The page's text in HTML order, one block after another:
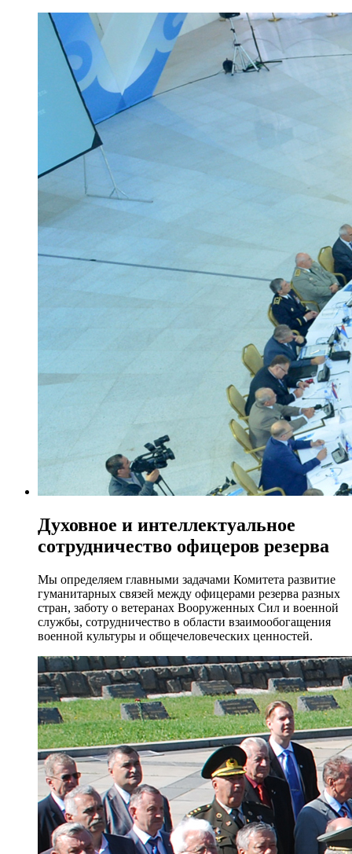
Духовное и интеллектуальное
сотрудничество офицеров резерва
Мы определяем главными задачами Комитета развитие
гуманитарных связей между офицерами резерва разных
стран, заботу о ветеранах Вооруженных Сил и военной
службы, сотрудничество в области взаимообогащения
военной культуры и общечеловеческих ценностей.